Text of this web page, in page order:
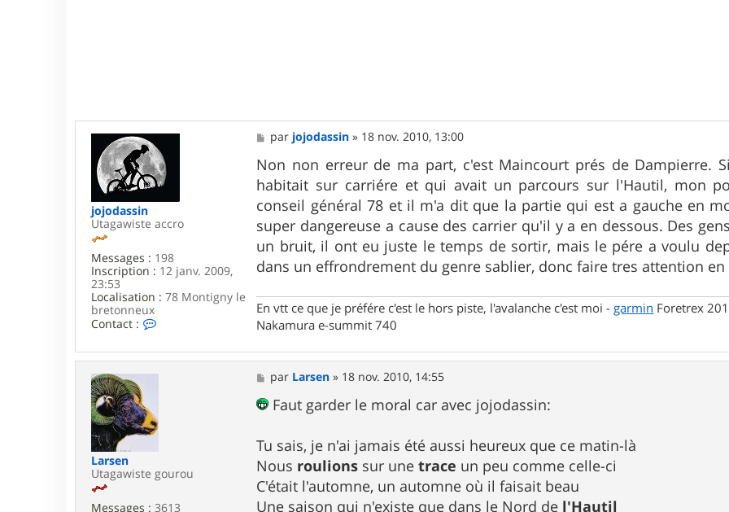
jojodassin
Utagawiste accro
Messages : 198
Inscription : 12 janv. 2009,
23:53
Localisation : 78 Montigny le
bretonneux
Contact :
n
t
a
r
o
a
M
e
s
s
a
g
e
par jojodassin » 18 nov. 2010, 13:00
Non non erreur de ma part, c'est Maincourt prés de Dampierre.
habitait sur carriére et qui avait un parcours sur l'Hautil, mon
conseil général 78 et il m'a dit que la partie qui est a gauche en
super dangereuse a cause des carrier qu'il y a en dessous. Des
un bruit, il ont eu juste le temps de sortir, mais le pére a voulu
dans un effrondrement du genre sablier, donc faire tres attention
En vtt ce que je préfére c'est le hors piste, l'avalanche c'est moi - garmin Foretrex
Nakamura e-summit 740
Larsen
Utagawiste gourou
Messages : 3613
M
e
s
g
e
par Larsen » 18 nov. 2010, 14:55
Faut garder le moral car avec jojodassin:
Tu sais, je n'ai jamais été aussi heureux que ce matin-là
Nous roulions sur unetrace un peu comme celle-ci
C'était l'automne, un automne où il faisait beau
Une saison qui n'existe que dans le Nord de l'Hautil